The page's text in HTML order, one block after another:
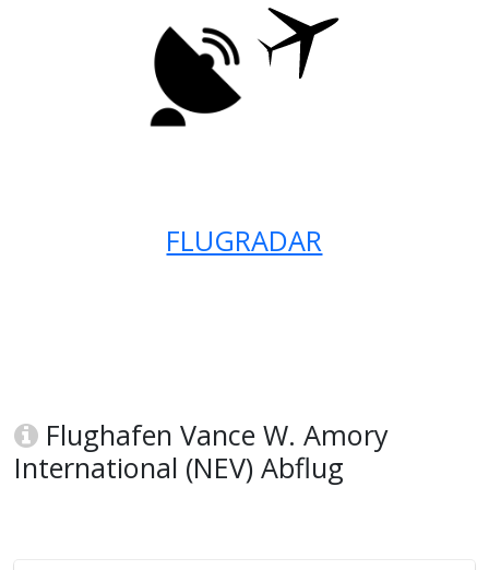
FLUGRADAR
Flughafen Vance W. Amory
International (NEV) Abflug